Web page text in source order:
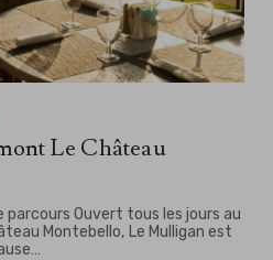
Le Château
Ouvert tous les jours au
Montebello, Le Mulligan est